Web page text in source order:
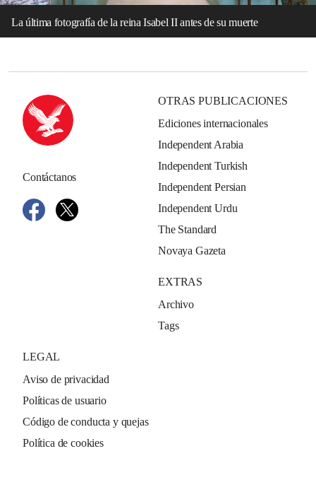
La última fotografía de la reina Isabel II antes de su muerte
Contáctanos
OTRAS PUBLICACIONES
Ediciones internacionales
Independent Arabia
Independent Turkish
Independent Persian
Independent Urdu
The Standard
Novaya Gazeta
EXTRAS
Archivo
Tags
LEGAL
Aviso de privacidad
Políticas de usuario
Código de conducta y quejas
Política de cookies